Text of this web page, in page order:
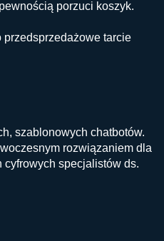
porzuci koszyk.
tarcie
szablonowych chatbotów.
rozwiązaniem dla
cyfrowych specjalistów ds.